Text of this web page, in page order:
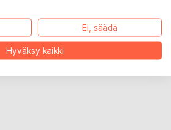
olevaa ”Klikkaa kerran” -
suostumuksesi ladata sisältöä
palveluntarjoajalta. Voit peruuttaa
milloin tahansa.Lisätietoja on
Ei, säädä
Hyväksy kaikki